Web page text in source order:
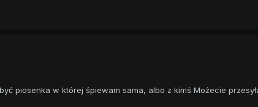
piosenka w której śpiewam sama, albo z kimś Możecie